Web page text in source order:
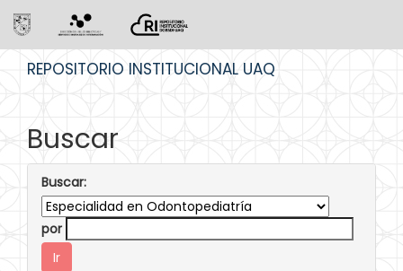
REPOSITORIO INSTITUCIONAL UAQ
Buscar
Buscar:
por